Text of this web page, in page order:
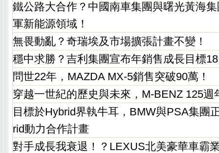
鐵公路大合作？中國南車集團與曙光黃海
軍新能源領域！
無畏動亂？奇瑞埃及市場擴張計畫不變！
穩中求勝？吉利集團宣布年銷售成長目標
問世22年，MAZDA MX-5銷售突破90萬！
穿越一世紀的歷史與未來，M-BENZ 125週
目標於Hybrid界執牛耳，BMW與PSA集團
rid動力合作計畫
對手成長我衰退！？LEXUS北美豪華車霸